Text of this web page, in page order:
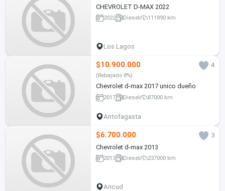
CHEVROLET D-MAX 2022
2022 Diesel 111890 km
Los Lagos
$10.900.000 4
(Rebajado 8%)
Chevrolet d-max 2017 unico dueño
2017 Diesel 87000 km
Antofagasta
$6.700.000
3
Chevrolet d-max 2013
2013 Diesel 237000 km
Ancud